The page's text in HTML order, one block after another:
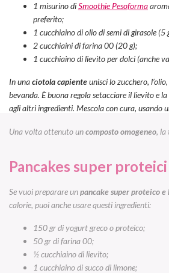
1 misurino diSmoothie Pesoforma
preferito;
1 cucchiaino di olio di semi di girasole(5
2 cucchiainidi farina 00(20 g);
1 cucchiaino di lievito per dolci (anche
In unaciotola capienteunisci lo zucchero,
bevanda. È buona regola setacciare il lievito e
agli altri ingredienti. Mescola con cura, usando
Una volta ottenuto uncomposto omogeneo, la
Pancakes super
Se vuoi preparare unpancake super proteico
calorie, puoi anche usare questi ingredienti:
150 gr di yogurt greco o proteico;
50 gr di farina 00;
½ cucchiaino di lievito;
1 cucchiaino di succo di limone;